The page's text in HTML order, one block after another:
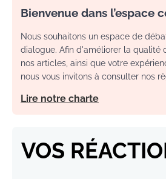
Bienvenue dans l’espace
Nous souhaitons un espace de
dialogue. Afin d'améliorer la qualité
nos articles, ainsi que votre
nous vous invitons à consulter nos
Lire notre charte
VOS